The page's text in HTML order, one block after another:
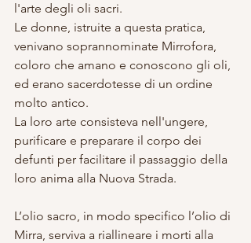
l'arte degli oli sacri.
Le donne, istruite a questa pratica,
venivano soprannominate Mirrofora,
coloro che amano e conoscono gli oli,
ed erano sacerdotesse di un ordine
molto antico.
La loro arte consisteva nell'ungere,
purificare e preparare il corpo dei
defunti per facilitare il passaggio della
loro anima alla Nuova Strada.
L’olio sacro, in modo specifico l’olio di
Mirra, serviva a riallineare i morti alla